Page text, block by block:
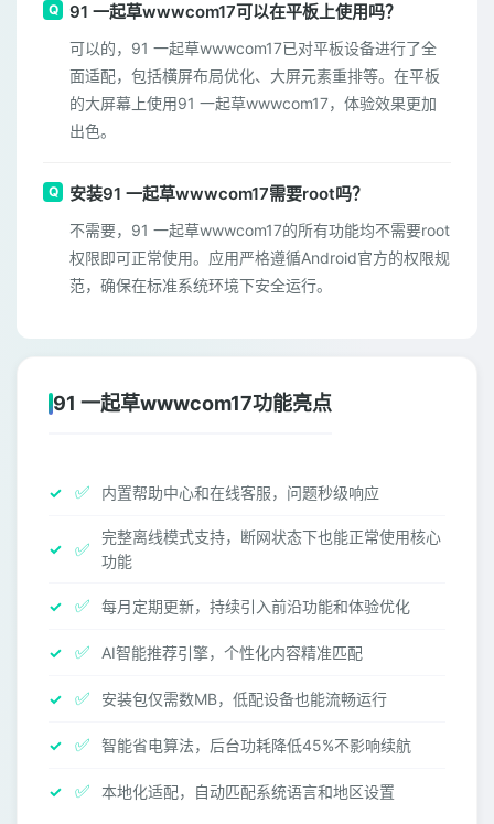
91 一起草wwwcom17可以在平板上使用吗？
可以的，91 一起草wwwcom17已对平板设备进行了全
面适配，包括横屏布局优化、大屏元素重排等。在平板
的大屏幕上使用91 一起草wwwcom17，体验效果更加
出色。
安装91 一起草wwwcom17需要root吗？
不需要，91 一起草wwwcom17的所有功能均不需要root
权限即可正常使用。应用严格遵循Android官方的权限规
范，确保在标准系统环境下安全运行。
91 一起草wwwcom17功能亮点
✅ 内置帮助中心和在线客服，问题秒级响应
✅
完整离线模式支持，断网状态下也能正常使用核心
功能
✅ 每月定期更新，持续引入前沿功能和体验优化
✅ AI智能推荐引擎，个性化内容精准匹配
✅ 安装包仅需数MB，低配设备也能流畅运行
✅ 智能省电算法，后台功耗降低45%不影响续航
✅ 本地化适配，自动匹配系统语言和地区设置